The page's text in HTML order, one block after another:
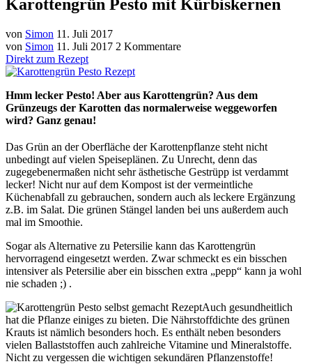
Karottengrün Pesto mit Kürbiskernen
von Simon 11. Juli 2017
von Simon 11. Juli 2017 2 Kommentare
Direkt zum Rezept
Hmm lecker Pesto! Aber aus Karottengrün? Aus dem
Grünzeugs der Karotten das normalerweise weggeworfen
wird? Ganz genau!
Das Grün an der Oberfläche der Karottenpflanze steht nicht
unbedingt auf vielen Speiseplänen. Zu Unrecht, denn das
zugegebenermaßen nicht sehr ästhetische Gestrüpp ist verdammt
lecker! Nicht nur auf dem Kompost ist der vermeintliche
Küchenabfall zu gebrauchen, sondern auch als leckere Ergänzung
z.B. im Salat. Die grünen Stängel landen bei uns außerdem auch
mal im Smoothie.
Sogar als Alternative zu Petersilie kann das Karottengrün
hervorragend eingesetzt werden. Zwar schmeckt es ein bisschen
intensiver als Petersilie aber ein bisschen extra „pepp“ kann ja wohl
nie schaden ;) .
Auch gesundheitlich
hat die Pflanze einiges zu bieten. Die Nährstoffdichte des grünen
Krauts ist nämlich besonders hoch. Es enthält neben besonders
vielen Ballaststoffen auch zahlreiche Vitamine und Mineralstoffe.
Nicht zu vergessen die wichtigen sekundären Pflanzenstoffe!